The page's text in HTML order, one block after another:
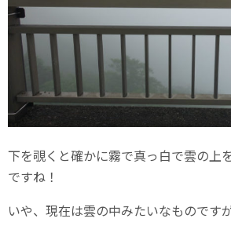
下を覗くと確かに霧で真っ白で雲の上
ですね！
いや、現在は雲の中みたいなものです